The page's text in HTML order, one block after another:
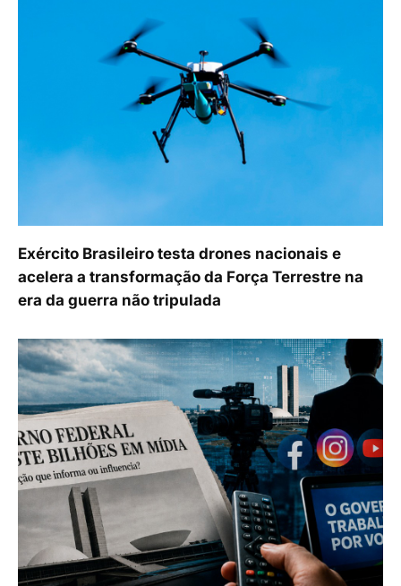
Exército Brasileiro testa drones nacionais e
acelera a transformação da Força Terrestre na
era da guerra não tripulada